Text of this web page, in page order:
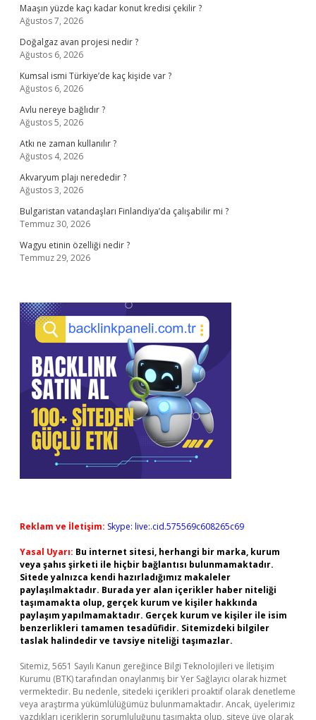
Maaşın yüzde kaçı kadar konut kredisi çekilir ?
Ağustos 7, 2026
Doğalgaz avan projesi nedir ?
Ağustos 6, 2026
Kumsal ismi Türkiye’de kaç kişide var ?
Ağustos 6, 2026
Avlu nereye bağlıdır ?
Ağustos 5, 2026
Atkı ne zaman kullanılır ?
Ağustos 4, 2026
Akvaryum plajı nerededir ?
Ağustos 3, 2026
Bulgaristan vatandaşları Finlandiya’da çalışabilir mi ?
Temmuz 30, 2026
Wagyu etinin özelliği nedir ?
Temmuz 29, 2026
Reklam ve İletişim: Skype: live:.cid.575569c608265c69
Yasal Uyarı: Bu internet sitesi, herhangi bir marka, kurum
veya şahıs şirketi ile hiçbir bağlantısı bulunmamaktadır.
Sitede yalnızca kendi hazırladığımız makaleler
paylaşılmaktadır. Burada yer alan içerikler haber niteliği
taşımamakta olup, gerçek kurum ve kişiler hakkında
paylaşım yapılmamaktadır. Gerçek kurum ve kişiler ile isim
benzerlikleri tamamen tesadüfidir. Sitemizdeki bilgiler
taslak halindedir ve tavsiye niteliği taşımazlar.
Sitemiz, 5651 Sayılı Kanun gereğince Bilgi Teknolojileri ve İletişim
Kurumu (BTK) tarafından onaylanmış bir Yer Sağlayıcı olarak hizmet
vermektedir. Bu nedenle, sitedeki içerikleri proaktif olarak denetleme
veya araştırma yükümlülüğümüz bulunmamaktadır. Ancak, üyelerimiz
yazdıkları içeriklerin sorumluluğunu taşımakta olup, siteye üye olarak